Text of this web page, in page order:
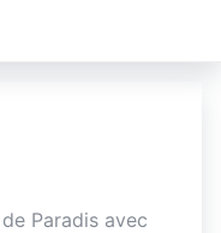
Paradis avec